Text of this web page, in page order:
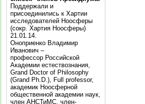
Поддержали и
присоединились к Хартии
исследователей Ноосферы
(сокр. Хартия Ноосферы)
21.01.14.
Оноприенко Владимир
Иванович –
профессор Российской
Академии естествознания,
Grand Doctor of Philosophy
(Grand Ph.D.), Full professor,
академик Ноосферной
общественной академии наук,
член АНСТиМС, член-